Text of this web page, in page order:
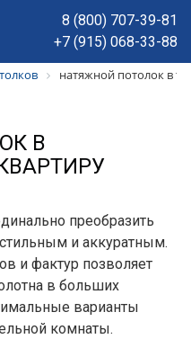
8 (800) 707-39-81
+7 (915) 068-33-88
натяжной потолок в
В
преобразить
и аккуратным.
и фактур позволяет
в больших
варианты
комнаты.